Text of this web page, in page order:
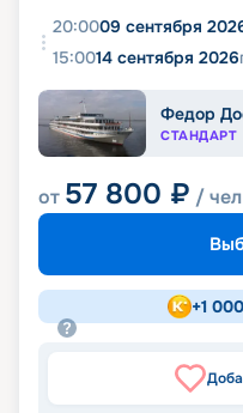
20:0009 сентября
15:0014 сентября 2026
Федор
СТАНДАРТ
от 57 800 ₽ / чел
+1 000